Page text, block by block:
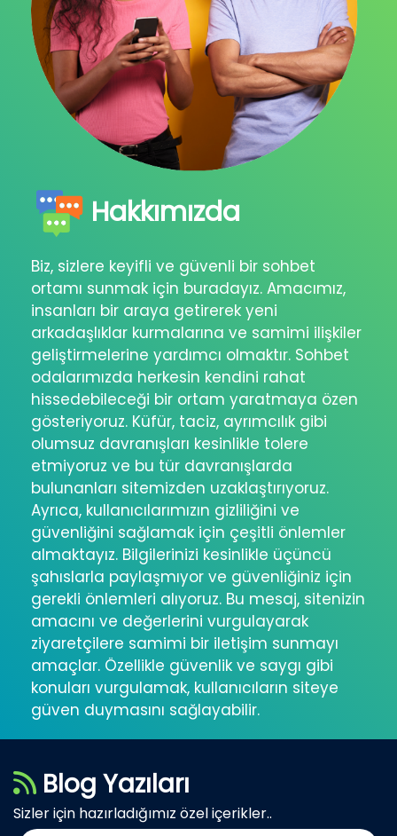
Hakkımızda
Biz, sizlere keyifli ve güvenli bir sohbet
ortamı sunmak için buradayız. Amacımız,
insanları bir araya getirerek yeni
arkadaşlıklar kurmalarına ve samimi ilişkiler
geliştirmelerine yardımcı olmaktır. Sohbet
odalarımızda herkesin kendini rahat
hissedebileceği bir ortam yaratmaya özen
gösteriyoruz. Küfür, taciz, ayrımcılık gibi
olumsuz davranışları kesinlikle tolere
etmiyoruz ve bu tür davranışlarda
bulunanları sitemizden uzaklaştırıyoruz.
Ayrıca, kullanıcılarımızın gizliliğini ve
güvenliğini sağlamak için çeşitli önlemler
almaktayız. Bilgilerinizi kesinlikle üçüncü
şahıslarla paylaşmıyor ve güvenliğiniz için
gerekli önlemleri alıyoruz. Bu mesaj, sitenizin
amacını ve değerlerini vurgulayarak
ziyaretçilere samimi bir iletişim sunmayı
amaçlar. Özellikle güvenlik ve saygı gibi
konuları vurgulamak, kullanıcıların siteye
güven duymasını sağlayabilir.
Blog Yazıları
Sizler için hazırladığımız özel içerikler..